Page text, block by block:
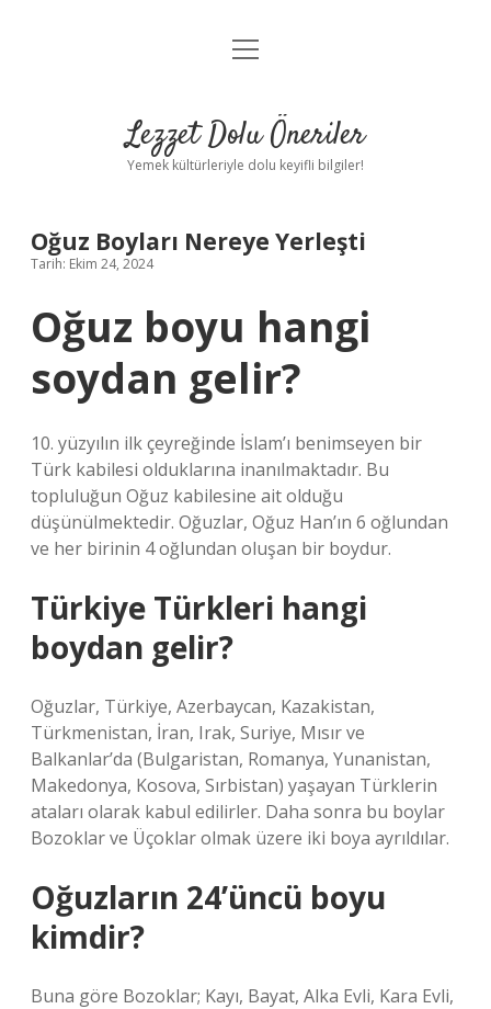
Anasayfa
Yasal Uyarı
menüyü
Lezzet Dolu Öneriler
Yemek kültürleriyle dolu keyifli bilgiler!
Oğuz Boyları Nereye Yerleşti
Tarih: Ekim 24, 2024
Oğuz boyu hangi
soydan gelir?
10. yüzyılın ilk çeyreğinde İslam’ı benimseyen bir
Türk kabilesi olduklarına inanılmaktadır. Bu
topluluğun Oğuz kabilesine ait olduğu
düşünülmektedir. Oğuzlar, Oğuz Han’ın 6 oğlundan
ve her birinin 4 oğlundan oluşan bir boydur.
Türkiye Türkleri hangi
boydan gelir?
Oğuzlar, Türkiye, Azerbaycan, Kazakistan,
Türkmenistan, İran, Irak, Suriye, Mısır ve
Balkanlar’da (Bulgaristan, Romanya, Yunanistan,
Makedonya, Kosova, Sırbistan) yaşayan Türklerin
ataları olarak kabul edilirler. Daha sonra bu boylar
Bozoklar ve Üçoklar olmak üzere iki boya ayrıldılar.
Oğuzların 24’üncü boyu
kimdir?
Buna göre Bozoklar; Kayı, Bayat, Alka Evli, Kara Evli,